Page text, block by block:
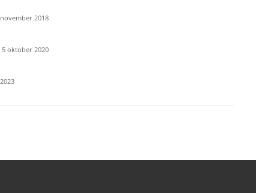
2018
5 oktober 2020